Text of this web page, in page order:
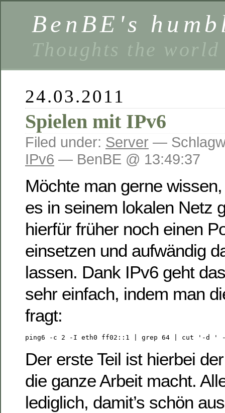
BenBE's
Thoughts the
24.03.2011
Spielen mit IPv6
Filed under: Server —
IPv6 — BenBE @ 13:49:37
Möchte man gerne
es in seinem lokalen Netz
hierfür früher noch einen
einsetzen und aufwändig
lassen. Dank IPv6 geht
sehr einfach, indem man
fragt:
ping6 -c 2 -I eth0 ff02::1 | grep 64 | cut '-d
Der erste Teil ist hierbei
die ganze Arbeit macht.
lediglich, damit’s schön